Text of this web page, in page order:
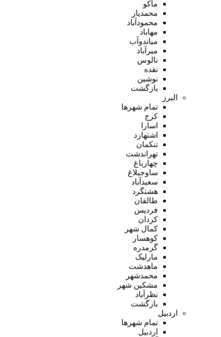
ماکو
محمدیار
محمودآباد
مهاباد
میاندوآب
میرآباد
نالوس
نقده
نوشین
بازگشت
البرز
تمام شهر‌ها
کرج
اسارا
اشتهارد
تنکمان
تهراندشت
چهارباغ
ساوجبلاغ
سعیدآباد
هشتگرد
طالقان
فردیس
کردان
کمال شهر
کوهسار
گرمدره
مارلیک
ماهدشت
محمدشهر
مشکین شهر
نظرآباد
بازگشت
اردبیل
تمام شهر‌ها
اردبیل